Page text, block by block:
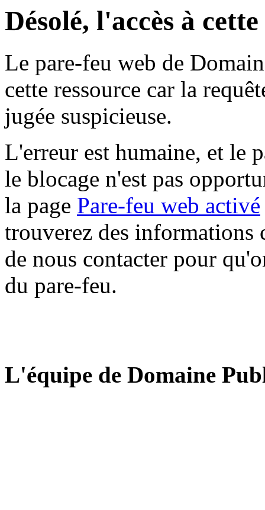
Désolé, l'accès à
Le pare-feu web de
cette ressource car la
jugée suspicieuse.
L'erreur est humaine, et le
le blocage n'est pas
la page Pare-feu web activé
trouverez des informations
de nous contacter pour
du pare-feu.
L'équipe de Domaine